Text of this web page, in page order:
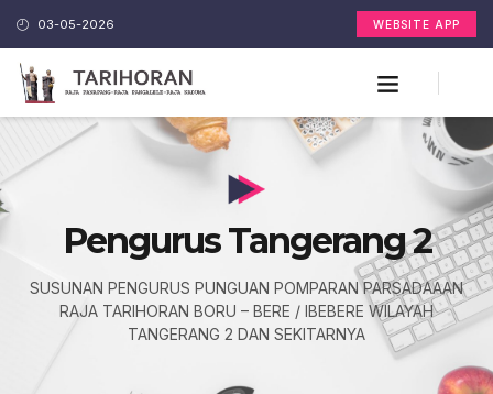
03-05-2026 WEBSITE APP
Pengurus Tangerang 2
SUSUNAN PENGURUS PUNGUAN POMPARAN PARSADAAAN
RAJA TARIHORAN BORU – BERE / IBEBERE WILAYAH
TANGERANG 2 DAN SEKITARNYA